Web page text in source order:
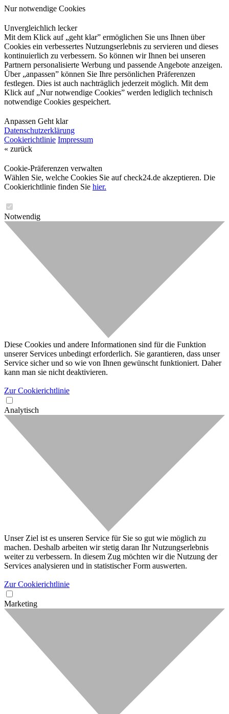
Nur notwendige Cookies
Unvergleichlich lecker
Mit dem Klick auf „geht klar” ermöglichen Sie uns Ihnen über
Cookies ein verbessertes Nutzungserlebnis zu servieren und dieses
kontinuierlich zu verbessern. So können wir Ihnen bei unseren
Partnern personalisierte Werbung und passende Angebote anzeigen.
Über „anpassen” können Sie Ihre persönlichen Präferenzen
festlegen. Dies ist auch nachträglich jederzeit möglich. Mit dem
Klick auf „Nur notwendige Cookies” werden lediglich technisch
notwendige Cookies gespeichert.
Anpassen Geht klar
Datenschutzerklärung
Cookierichtlinie Impressum
« zurück
Cookie-Präferenzen verwalten
Wählen Sie, welche Cookies Sie auf check24.de akzeptieren. Die
Cookierichtlinie finden Sie hier.
Notwendig
Diese Cookies und andere Informationen sind für die Funktion
unserer Services unbedingt erforderlich. Sie garantieren, dass unser
Service sicher und so wie von Ihnen gewünscht funktioniert. Daher
kann man sie nicht deaktivieren.
Zur Cookierichtlinie
Analytisch
Unser Ziel ist es unseren Service für Sie so gut wie möglich zu
machen. Deshalb arbeiten wir stetig daran Ihr Nutzungserlebnis
weiter zu verbessern. In diesem Zug möchten wir die Nutzung der
Services analysieren und in statistischer Form auswerten.
Zur Cookierichtlinie
Marketing